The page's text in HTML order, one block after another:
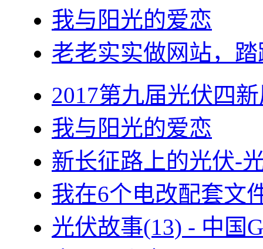
我与阳光的爱恋
老老实实做网站，
2017第九届光伏四
我与阳光的爱恋
新长征路上的光伏-
我在6个电改配套文
光伏故事(13) - 中国